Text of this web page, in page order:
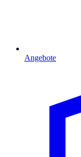
Angebote